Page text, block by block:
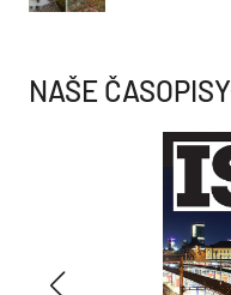
NAŠE ČASOPISY